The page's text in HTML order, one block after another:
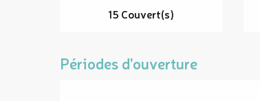
15 Couvert(s)
Périodes d'ouverture